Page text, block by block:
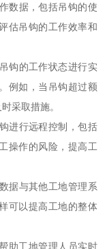
数据，包括吊钩的使
估吊钩的工作效率和
钩的工作状态进行实
例如，当吊钩超过额
采取措施。
进行远程控制，包括
操作的风险，提高工
据与其他工地管理系
可以提高工地的整体
助工地管理人员实时